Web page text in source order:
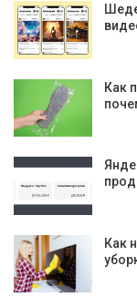
Как
Как